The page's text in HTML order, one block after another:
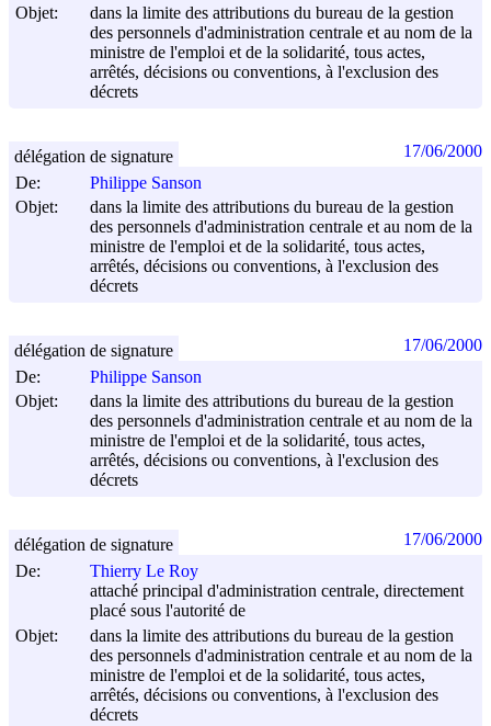
Objet:
dans la limite des attributions du bureau de la gestion
des personnels d'administration centrale et au nom de la
ministre de l'emploi et de la solidarité, tous actes,
arrêtés, décisions ou conventions, à l'exclusion des
décrets
De:
Philippe Sanson
Objet:
dans la limite des attributions du bureau de la gestion
des personnels d'administration centrale et au nom de la
ministre de l'emploi et de la solidarité, tous actes,
arrêtés, décisions ou conventions, à l'exclusion des
décrets
délégation de signature 17/06/2000
De:
Philippe Sanson
Objet:
dans la limite des attributions du bureau de la gestion
des personnels d'administration centrale et au nom de la
ministre de l'emploi et de la solidarité, tous actes,
arrêtés, décisions ou conventions, à l'exclusion des
décrets
délégation de signature 17/06/2000
De:
Thierry Le Roy
attaché principal d'administration centrale, directement
placé sous l'autorité de
Objet:
dans la limite des attributions du bureau de la gestion
des personnels d'administration centrale et au nom de la
ministre de l'emploi et de la solidarité, tous actes,
arrêtés, décisions ou conventions, à l'exclusion des
décrets
délégation de signature 17/06/2000